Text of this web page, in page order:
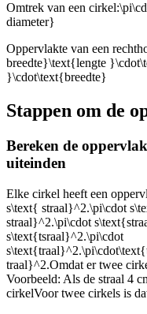
Omtrek van een cirkel:
diameter}
Oppervlakte van een
breedte}\text{lengte
}\cdot\text{breedte}
Stappen om de
Bereken de
uiteinden
Elke cirkel heeft een
s\text{ straal}^2.\pi\cdot
straal}^2.\pi\cdot
s\text{tsraal}^2.\pi\cdot
traal}^2.Omdat er twee
Voorbeeld: Als de straal 4
cirkelVoor twee cirkels is